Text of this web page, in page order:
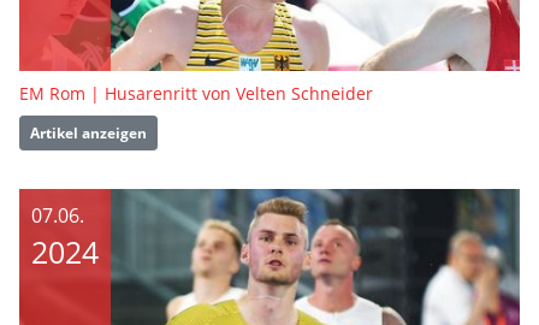
EM Rom | Husarenritt von Velten Schneider
Artikel anzeigen
07.06.
2024